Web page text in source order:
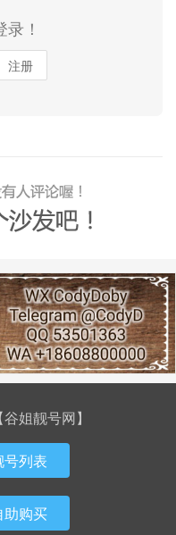
！
注册
姐靓号网】
列表
助购买